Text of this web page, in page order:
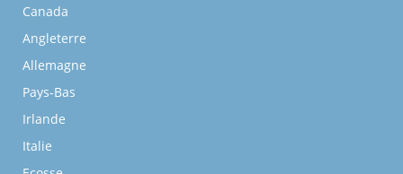
Canada
Angleterre
Allemagne
Pays-Bas
Irlande
Italie